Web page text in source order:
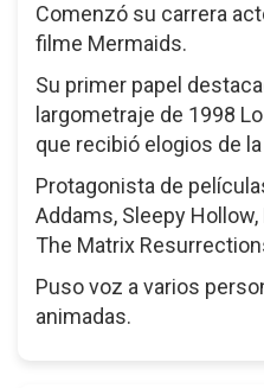
Comenzó su carrera
filme Mermaids.
Su primer papel
largometraje de 1998
que recibió elogios de
Protagonista de
Addams, Sleepy
The Matrix
Puso voz a varios
animadas.